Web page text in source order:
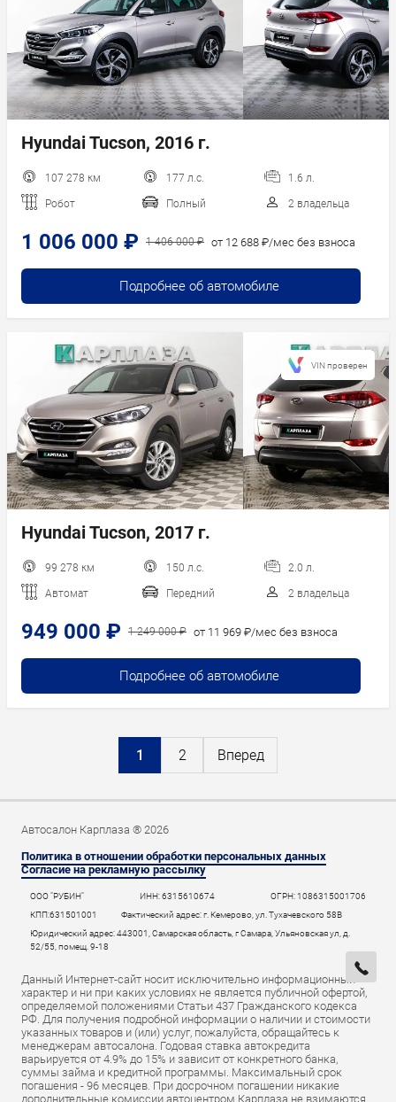
Hyundai Tucson, 2016 г.
107 278 км 177 л.с. 1.6 л.
Робот Полный 2 владельца
1 006 000 ₽ 1 406 000 ₽ от 12 688 ₽/мес без взноса
Подробнее об автомобиле
Hyundai Tucson, 2017 г.
99 278 км 150 л.с. 2.0 л.
Автомат Передний 2 владельца
949 000 ₽ 1 249 000 ₽ от 11 969 ₽/мес без взноса
Подробнее об автомобиле
VIN проверен
1 2 Вперед
Автосалон Карплаза ® 2026
Политика в отношении обработки персональных данных
Согласие на рекламную рассылку
ООО "РУБИН" ИНН: 6315610674
ОГРН: 1086315001706
КПП:631501001
Фактический адрес: г. Кемерово, ул. Тухачевского 58В
Юридический адрес: 443001, Самарская область, г Самара, Ульяновская ул, д.
52/55, помещ. 9-18
Данный Интернет-сайт носит исключительно информационный
характер и ни при каких условиях не является публичной офертой,
определяемой положениями Статьи 437 Гражданского кодекса
РФ. Для получения подробной информации о наличии и стоимости
указанных товаров и (или) услуг, пожалуйста, обращайтесь к
менеджерам автосалона. Годовая ставка автокредита
варьируется от 4.9% до 15% и зависит от конкретного банка,
суммы займа и кредитной программы. Максимальный срок
погашения - 96 месяцев. При досрочном погашении никакие
дополнительные комиссии автоцентром Карплаза не взимаются.